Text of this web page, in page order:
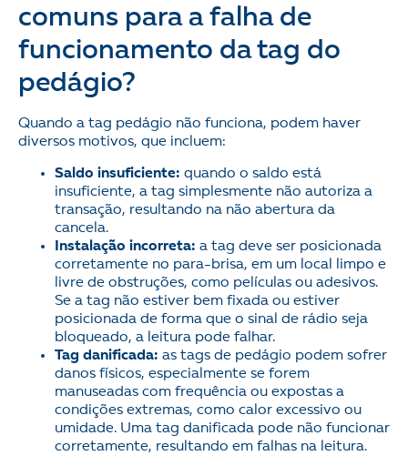
comuns para a falha de
funcionamento da tag do
pedágio?
Quando a tag pedágio não funciona, podem haver
diversos motivos, que incluem:
Saldo insuficiente: quando o saldo está
insuficiente, a tag simplesmente não autoriza a
transação, resultando na não abertura da
cancela.
Instalação incorreta: a tag deve ser posicionada
corretamente no para-brisa, em um local limpo e
livre de obstruções, como películas ou adesivos.
Se a tag não estiver bem fixada ou estiver
posicionada de forma que o sinal de rádio seja
bloqueado, a leitura pode falhar.
Tag danificada: as tags de pedágio podem sofrer
danos físicos, especialmente se forem
manuseadas com frequência ou expostas a
condições extremas, como calor excessivo ou
umidade. Uma tag danificada pode não funcionar
corretamente, resultando em falhas na leitura.